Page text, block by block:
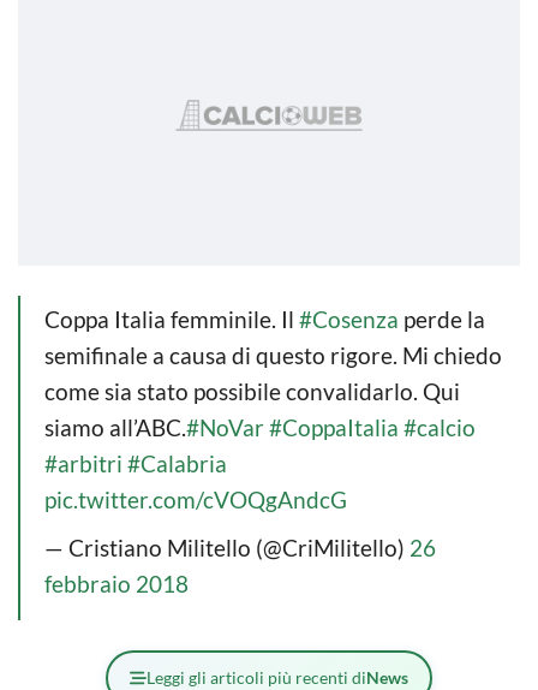
Coppa Italia femminile. Il #Cosenza perde la
semifinale a causa di questo rigore. Mi chiedo
come sia stato possibile convalidarlo. Qui
siamo all’ABC.#NoVar#CoppaItalia #calcio
#arbitri #Calabria
pic.twitter.com/cVOQgAndcG
— Cristiano Militello (@CriMilitello) 26
febbraio 2018
Leggi gli articoli più recenti diNews